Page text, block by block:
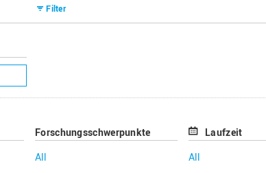
Filter
Forschungsschwerpunkte
All
Laufzeit
All